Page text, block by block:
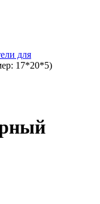
для
17*20*5)